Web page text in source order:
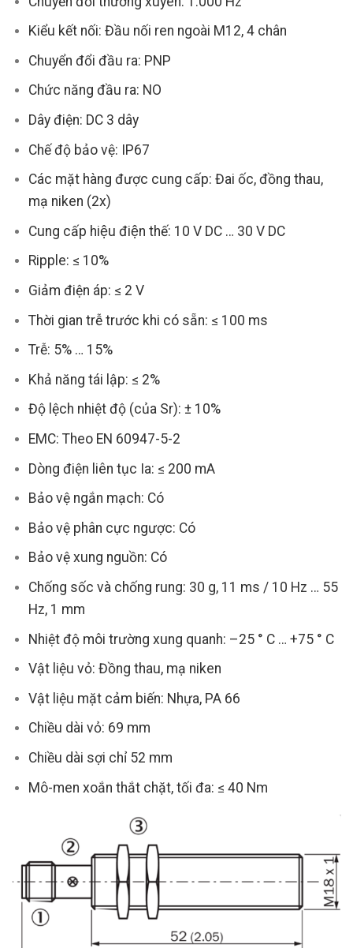
Kiểu kết nối: Đầu nối ren ngoài M12, 4 chân
Chuyển đổi đầu ra: PNP
Chức năng đầu ra: NO
Dây điện: DC 3 dây
Chế độ bảo vệ: IP67
Các mặt hàng được cung cấp: Đai ốc, đồng thau,
mạ niken (2x)
Cung cấp hiệu điện thế: 10 V DC … 30 V DC
Ripple: ≤ 10%
Giảm điện áp: ≤ 2 V
Thời gian trễ trước khi có sẵn: ≤ 100 ms
Trễ: 5% … 15%
Khả năng tái lập: ≤ 2%
Độ lệch nhiệt độ (của Sr): ± 10%
EMC: Theo EN 60947-5-2
Dòng điện liên tục Ia: ≤ 200 mA
Bảo vệ ngắn mạch: Có
Bảo vệ phân cực ngược: Có
Bảo vệ xung nguồn: Có
Chống sốc và chống rung: 30 g, 11 ms / 10 Hz … 55
Hz, 1 mm
Nhiệt độ môi trường xung quanh: –25 ° C … +75 ° C
Vật liệu vỏ: Đồng thau, mạ niken
Vật liệu mặt cảm biến: Nhựa, PA 66
Chiều dài vỏ: 69 mm
Chiều dài sợi chỉ 52 mm
Mô-men xoắn thắt chặt, tối đa: ≤ 40 Nm